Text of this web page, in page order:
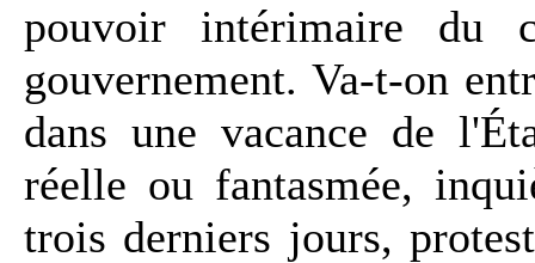
pouvoir intérimaire
gouvernement. Va-t-on
dans une vacance de
réelle ou fantasmée,
trois derniers jours,